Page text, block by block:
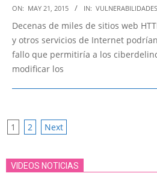
2015-
05-
21
ON: MAY 21, 2015 IN: VULNERABILIDADES
Decenas de miles de sitios web
y otros servicios de Internet
fallo que permitiría a los
modificar los
POSTS
1 2 Next
VIDEOS NOTICIAS